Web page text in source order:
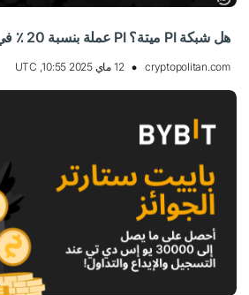
هل شبكة PI ميتة؟ PI عملة بنسبة 20 ٪ في 24 ساعة
cryptopolitan.com 12 ماي 2025 10:55, UTC